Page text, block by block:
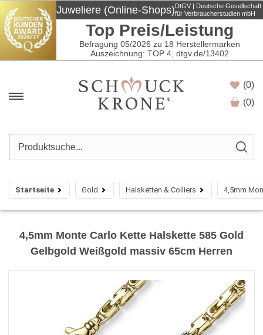
Juweliere (Online-Shops)DtGV | Deutsche Gesellschaft
für Verbraucherstudien mbH
Top Preis/Leistung
Befragung 05/2026 zu 18 Herstellermarken
Auszeichnung: TOP 4, dtgv.de/13402
(0)
(0)
Startseite Gold Halsketten & Colliers 4,5mm
4,5mm Monte Carlo Kette Halskette 585 Gold
Gelbgold Weißgold massiv 65cm Herren